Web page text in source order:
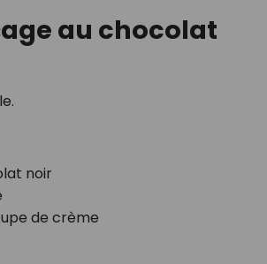
au chocolat
noir
de crème